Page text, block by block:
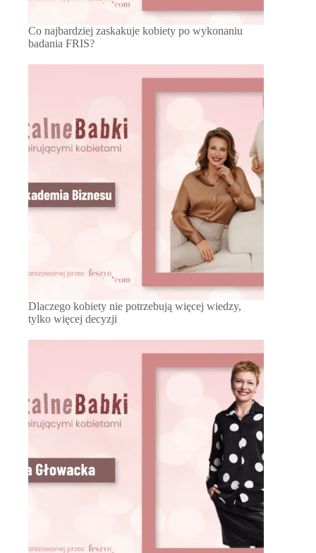
Co najbardziej zaskakuje kobiety po wykonaniu
badania FRIS?
Dlaczego kobiety nie potrzebują więcej wiedzy,
tylko więcej decyzji